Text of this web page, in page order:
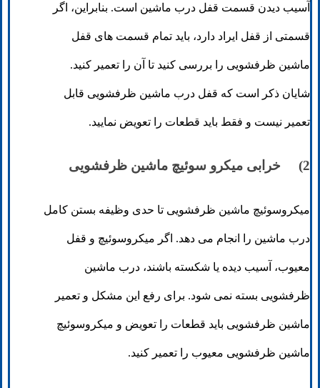
آسیب دیدن قسمت قفل درب ماشین است. بنابراین، اگر
قسمتی از قفل ایراد دارد، باید تمام قسمت های قفل
ماشین ظرفشویی را بررسی کنید تا آن را تعمیر کنید.
شایان ذکر است که قفل درب ماشین ظرفشویی قابل
تعمیر نیست و فقط باید قطعات را تعویض نمایید.
2) خرابی میکرو سوئیچ ماشین ظرفشویی
میکروسوئیچ ماشین ظرفشویی تا حدی وظیفه بستن کامل
درب ماشین را انجام می دهد. اگر میکروسوئیچ و قفل
معیوب، آسیب دیده یا شکسته باشند، درب ماشین
ظرفشویی بسته نمی شود. برای رفع این مشکل و تعمیر
ماشین ظرفشویی باید قطعات را تعویض و میکروسوئیچ
ماشین ظرفشویی معیوب را تعمیر کنید.